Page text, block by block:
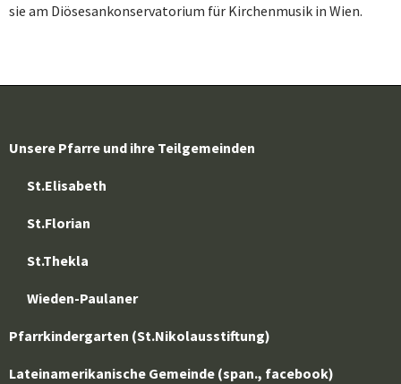
sie am Diösesankonservatorium für Kirchenmusik in Wien.
Unsere Pfarre und ihre Teilgemeinden
St.Elisabeth
St.Florian
St.Thekla
Wieden-Paulaner
Pfarrkindergarten (St.Nikolausstiftung)
Lateinamerikanische Gemeinde (span., facebook)